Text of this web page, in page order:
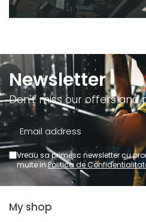
Newsletter
Don't miss our offers and
Vreau sa primesc newsletter cu
multe inPolitica de
My shop